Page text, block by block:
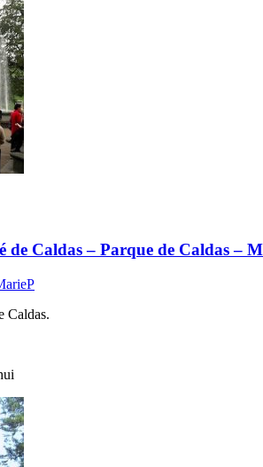
de Caldas – Parque de Caldas –
Caldas.